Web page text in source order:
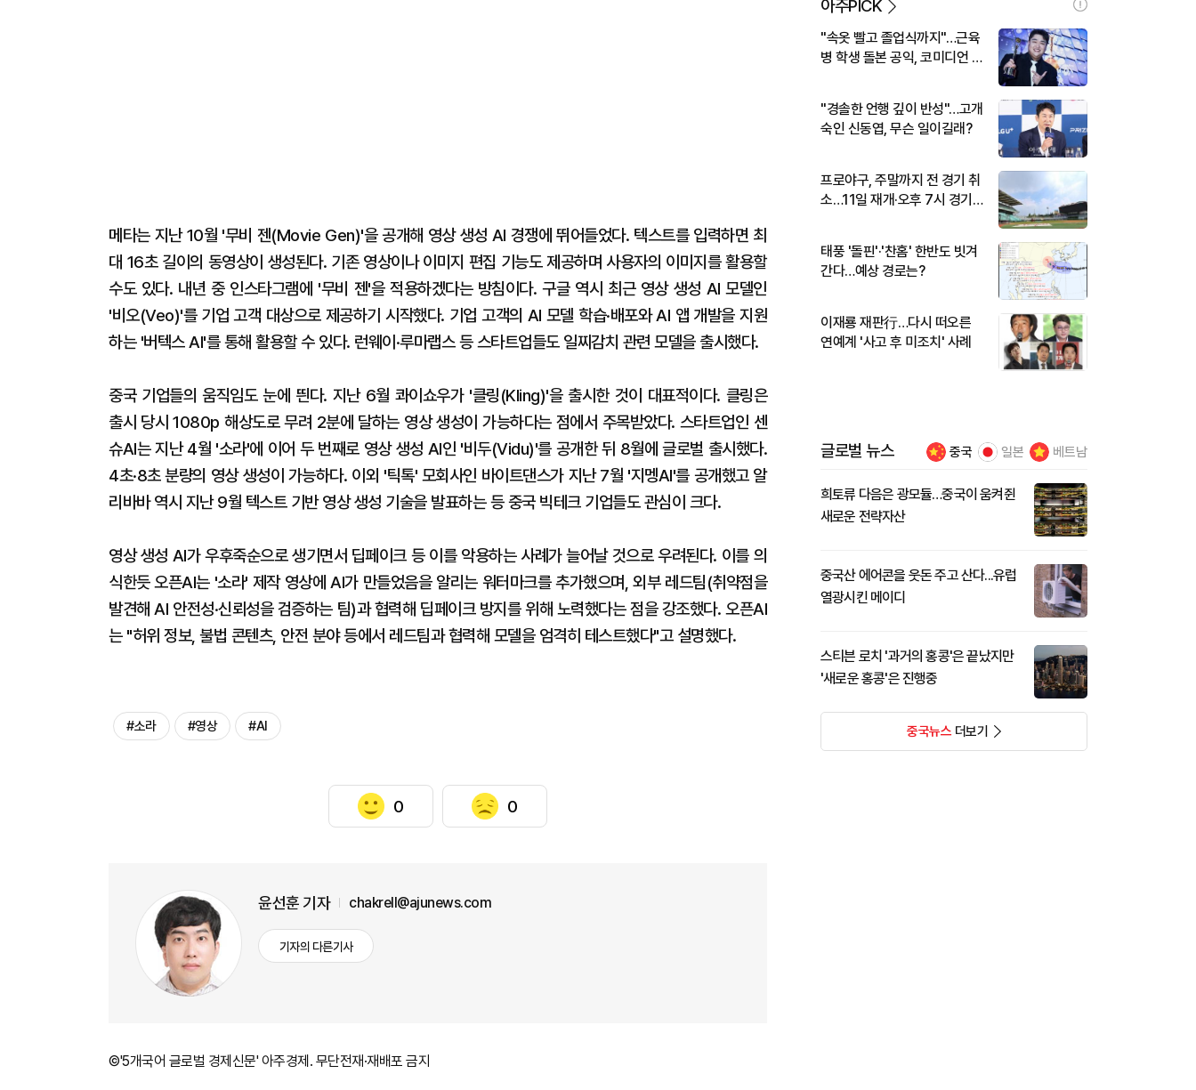
메타는 지난 10월 '무비 젠(Movie Gen)'을 공개해 영상 생성 AI 경쟁에 뛰어들었다. 텍스트를 입력하면 최
대 16초 길이의 동영상이 생성된다. 기존 영상이나 이미지 편집 기능도 제공하며 사용자의 이미지를 활용할
수도 있다. 내년 중 인스타그램에 '무비 젠'을 적용하겠다는 방침이다. 구글 역시 최근 영상 생성 AI 모델인
'비오(Veo)'를 기업 고객 대상으로 제공하기 시작했다. 기업 고객의 AI 모델 학습·배포와 AI 앱 개발을 지원
하는 '버텍스 AI'를 통해 활용할 수 있다. 런웨이·루마랩스 등 스타트업들도 일찌감치 관련 모델을 출시했다.
중국 기업들의 움직임도 눈에 띈다. 지난 6월 콰이쇼우가 '클링(Kling)'을 출시한 것이 대표적이다. 클링은
출시 당시 1080p 해상도로 무려 2분에 달하는 영상 생성이 가능하다는 점에서 주목받았다. 스타트업인 센
슈AI는 지난 4월 '소라'에 이어 두 번째로 영상 생성 AI인 '비두(Vidu)'를 공개한 뒤 8월에 글로벌 출시했다.
4초·8초 분량의 영상 생성이 가능하다. 이외 '틱톡' 모회사인 바이트댄스가 지난 7월 '지멩AI'를 공개했고 알
리바바 역시 지난 9월 텍스트 기반 영상 생성 기술을 발표하는 등 중국 빅테크 기업들도 관심이 크다.
영상 생성 AI가 우후죽순으로 생기면서 딥페이크 등 이를 악용하는 사례가 늘어날 것으로 우려된다. 이를 의
식한듯 오픈AI는 '소라' 제작 영상에 AI가 만들었음을 알리는 워터마크를 추가했으며, 외부 레드팀(취약점을
발견해 AI 안전성·신뢰성을 검증하는 팀)과 협력해 딥페이크 방지를 위해 노력했다는 점을 강조했다. 오픈AI
는 "허위 정보, 불법 콘텐츠, 안전 분야 등에서 레드팀과 협력해 모델을 엄격히 테스트했다"고 설명했다.
#소라 #영상 #AI
0 0
윤선훈 기자 chakrell@ajunews.com
기자의 다른기사
©'5개국어 글로벌 경제신문' 아주경제. 무단전재·재배포 금지
아주PICK
"속옷 빨고 졸업식까지"…근육
병 학생 돌본 공익, 코미디언 김
"경솔한 언행 깊이 반성"…고개
숙인 신동엽, 무슨 일이길래?
프로야구, 주말까지 전 경기 취
소…11일 재개·오후 7시 경기
태풍 '돌핀'·'찬홈' 한반도 빗겨
간다…예상 경로는?
이재룡 재판行…다시 떠오른
연예계 '사고 후 미조치' 사례
글로벌 뉴스 중국 일본 베트남
희토류 다음은 광모듈…중국이 움켜쥔
새로운 전략자산
중국산 에어콘을 웃돈 주고 산다...유럽
열광시킨 메이디
스티븐 로치 '과거의 홍콩'은 끝났지만
'새로운 홍콩'은 진행중
중국뉴스더보기